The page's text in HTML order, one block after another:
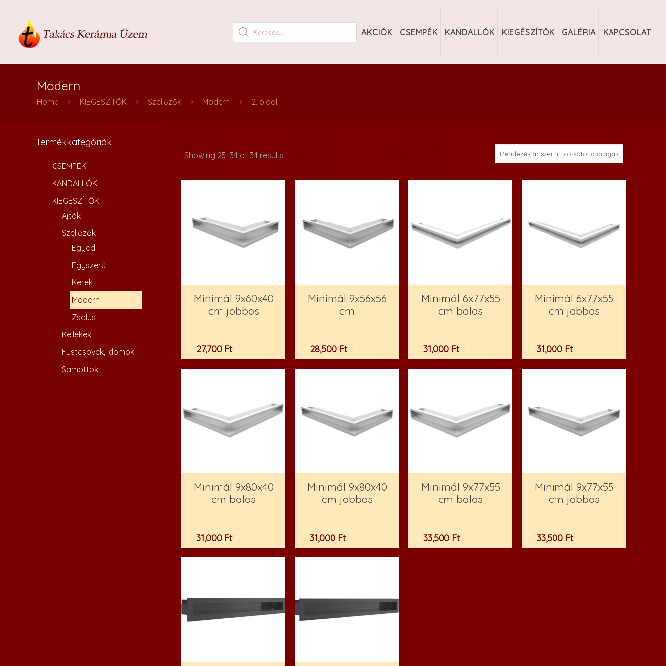
Products
search
AKCIÓK CSEMPÉK KANDALLÓK KIEGÉSZÍTŐK GALÉRIA KAPCSOLAT
Modern
Home KIEGÉSZÍTŐK Szellőzők Modern 2. oldal
Showing 25–34 of 34 results
Minimál 9x60x40
cm jobbos
27,700 Ft
Minimál 9x56x56
cm
28,500 Ft
Minimál 6x77x55
cm balos
31,000 Ft
Minimál 6x77x55
cm jobbos
31,000 Ft
Minimál 9x80x40
cm balos
31,000 Ft
Minimál 9x80x40
cm jobbos
31,000 Ft
Minimál 9x77x55
cm balos
33,500 Ft
Minimál 9x77x55
cm jobbos
33,500 Ft
Termékkategóriák
CSEMPÉK
KANDALLÓK
KIEGÉSZÍTŐK
Ajtók
Szellőzők
Egyedi
Egyszerű
Kerek
Modern
Zsalus
Kellékek
Füstcsövek, idomok
Samottok